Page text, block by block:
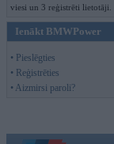
viesi un 3 reģistrēti lietotāji.
Ienākt BMWPower
• Pieslēgties
• Reģistrēties
• Aizmirsi paroli?